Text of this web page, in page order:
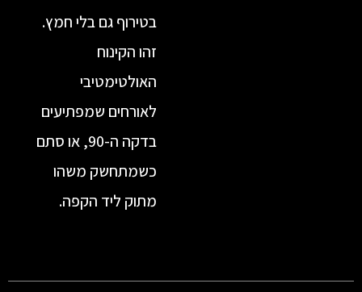
בטירוף גם בלי חמץ.
האולטימטיבי
לאורחים שמפתיעים
בדקה ה-90, או סתם
כשמתחשק משהו
מתוק ליד הקפה.